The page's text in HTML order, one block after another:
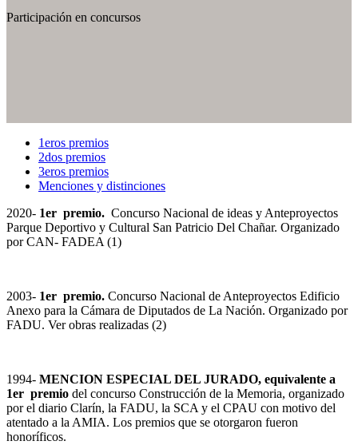
Participación en concursos
1eros premios
2dos premios
3eros premios
Menciones y distinciones
2020- 1er premio. Concurso Nacional de ideas y Anteproyectos
Parque Deportivo y Cultural San Patricio Del Chañar. Organizado
por CAN- FADEA (1)
2003- 1er premio. Concurso Nacional de Anteproyectos Edificio
Anexo para la Cámara de Diputados de La Nación. Organizado por
FADU. Ver obras realizadas (2)
1994- MENCION ESPECIAL DEL JURADO, equivalente a
1er premio del concurso Construcción de la Memoria, organizado
por el diario Clarín, la FADU, la SCA y el CPAU con motivo del
atentado a la AMIA. Los premios que se otorgaron fueron
honoríficos.